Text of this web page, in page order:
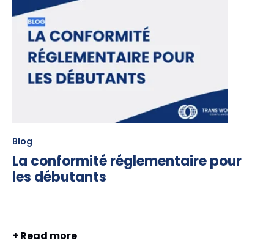
Blog
La conformité réglementaire pour
les débutants
+ Read more